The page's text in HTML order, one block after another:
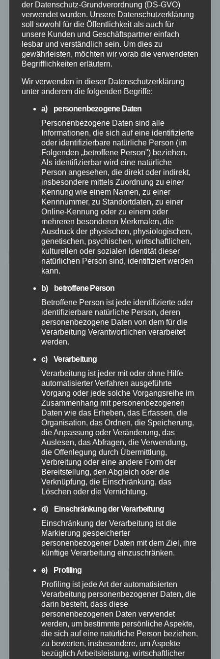
Unfall auf der L299:
Rettungshubschrauber im Einsatz –
Fahrerin verletzt
27. MÄRZ 2026
Am Donnerstagmorgen wurden die Feuerwehren
Rennerod und Seck um 09:47 Uhr gemeinsam mit
dem DRK-Rettungsdienst und einem
Rettungshubschrauber zu einem Verkehrsunfall auf
die L299 zwischen Waldmühlen und Neunkirchen
alarmiert. Gemeldet…
FEUERWEHR WESTERWALD
Führungswechsel bei der Feuerwehr
Roßbach: Neue Wehrführung gewählt
27. MÄRZ 2026
Roßbach stand ein personeller Wechsel an der
Spitze der Einheit im Fokus. Nach neun Jahren
engagierter Tätigkeit legte Wehrführer Jörg Heinze
sein Amt nieder.…
der Datenschutz-Grundverordnung (DS-GVO)
verwendet wurden. Unsere Datenschutzerklärung
soll sowohl für die Öffentlichkeit als auch für
unsere Kunden und Geschäftspartner einfach
lesbar und verständlich sein. Um dies zu
gewährleisten, möchten wir vorab die verwendeten
Begrifflichkeiten erläutern.
Wir verwenden in dieser Datenschutzerklärung
unter anderem die folgenden Begriffe:
a) personenbezogene Daten
Personenbezogene Daten sind alle
Informationen, die sich auf eine identifizierte
oder identifizierbare natürliche Person (im
Folgenden „betroffene Person") beziehen.
Als identifizierbar wird eine natürliche
Person angesehen, die direkt oder indirekt,
insbesondere mittels Zuordnung zu einer
Kennung wie einem Namen, zu einer
Kennnummer, zu Standortdaten, zu einer
Online-Kennung oder zu einem oder
mehreren besonderen Merkmalen, die
Ausdruck der physischen, physiologischen,
genetischen, psychischen, wirtschaftlichen,
kulturellen oder sozialen Identität dieser
natürlichen Person sind, identifiziert werden
kann.
b) betroffene Person
Betroffene Person ist jede identifizierte oder
identifizierbare natürliche Person, deren
personenbezogene Daten von dem für die
Verarbeitung Verantwortlichen verarbeitet
werden.
c) Verarbeitung
Verarbeitung ist jeder mit oder ohne Hilfe
automatisierter Verfahren ausgeführte
Vorgang oder jede solche Vorgangsreihe im
Zusammenhang mit personenbezogenen
Daten wie das Erheben, das Erfassen, die
Organisation, das Ordnen, die Speicherung,
die Anpassung oder Veränderung, das
Auslesen, das Abfragen, die Verwendung,
die Offenlegung durch Übermittlung,
Verbreitung oder eine andere Form der
Bereitstellung, den Abgleich oder die
Verknüpfung, die Einschränkung, das
Löschen oder die Vernichtung.
d) Einschränkung der Verarbeitung
Einschränkung der Verarbeitung ist die
Markierung gespeicherter
personenbezogener Daten mit dem Ziel, ihre
künftige Verarbeitung einzuschränken.
e) Profiling
Profiling ist jede Art der automatisierten
Verarbeitung personenbezogener Daten, die
darin besteht, dass diese
personenbezogenen Daten verwendet
werden, um bestimmte persönliche Aspekte,
die sich auf eine natürliche Person beziehen,
zu bewerten, insbesondere, um Aspekte
bezüglich Arbeitsleistung, wirtschaftlicher